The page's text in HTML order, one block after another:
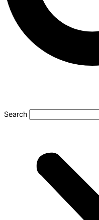
Search